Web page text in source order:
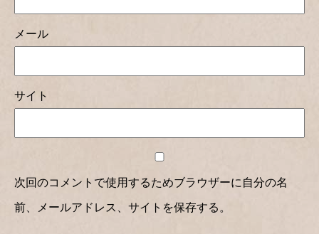
メール
サイト
次回のコメントで使用するためブラウザーに自分の名
前、メールアドレス、サイトを保存する。